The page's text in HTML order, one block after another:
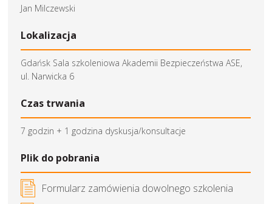
Jan Milczewski
Lokalizacja
Gdańsk Sala szkoleniowa Akademii Bezpieczeństwa ASE,
ul. Narwicka 6
Czas trwania
7 godzin + 1 godzina dyskusja/konsultacje
Plik do pobrania
Formularz zamówienia dowolnego szkolenia